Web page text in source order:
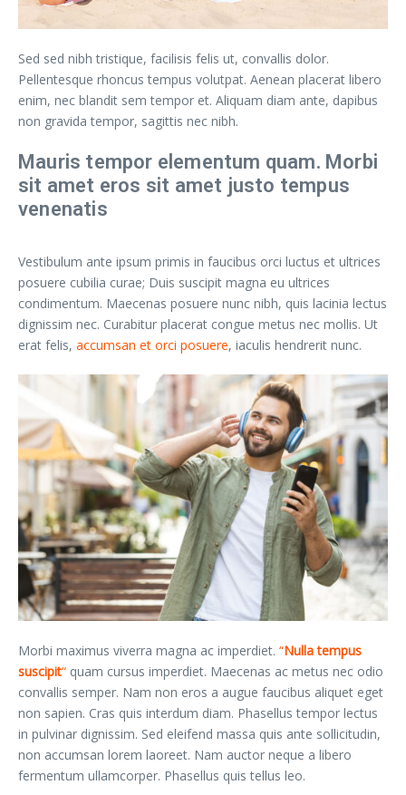
Sed sed nibh tristique, facilisis felis ut, convallis dolor.
Pellentesque rhoncus tempus volutpat. Aenean placerat libero
enim, nec blandit sem tempor et. Aliquam diam ante, dapibus
non gravida tempor, sagittis nec nibh.
Mauris tempor elementum quam. Morbi
sit amet eros sit amet justo tempus
venenatis
Vestibulum ante ipsum primis in faucibus orci luctus et ultrices
posuere cubilia curae; Duis suscipit magna eu ultrices
condimentum. Maecenas posuere nunc nibh, quis lacinia lectus
dignissim nec. Curabitur placerat congue metus nec mollis. Ut
erat felis, accumsan et orci posuere, iaculis hendrerit nunc.
Morbi maximus viverra magna ac imperdiet. “Nulla tempus
suscipit“ quam cursus imperdiet. Maecenas ac metus nec odio
convallis semper. Nam non eros a augue faucibus aliquet eget
non sapien. Cras quis interdum diam. Phasellus tempor lectus
in pulvinar dignissim. Sed eleifend massa quis ante sollicitudin,
non accumsan lorem laoreet. Nam auctor neque a libero
fermentum ullamcorper. Phasellus quis tellus leo.